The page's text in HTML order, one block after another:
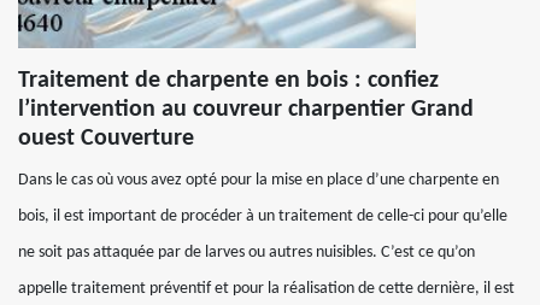
Traitement de charpente en bois : confiez
l’intervention au couvreur charpentier Grand
ouest Couverture
Dans le cas où vous avez opté pour la mise en place d’une charpente en
bois, il est important de procéder à un traitement de celle-ci pour qu’elle
ne soit pas attaquée par de larves ou autres nuisibles. C’est ce qu’on
appelle traitement préventif et pour la réalisation de cette dernière, il est